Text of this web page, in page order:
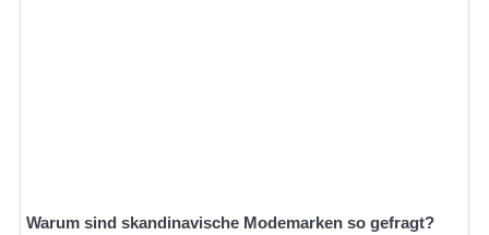
Warum sind skandinavische Modemarken so gefragt?